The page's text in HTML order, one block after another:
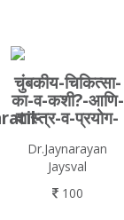
चुंबकीय-चिकित्सा-
का-व-कशी?-आणि-
शास्त्र-व-प्रयोग-
Dr.Jaynarayan
Jaysval
100